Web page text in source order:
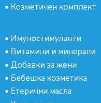
• Козметичен комплект
• Имуностимуланти
• Витамини и минерали
• Добавки за жени
• Бебешка козметика
• Етерични масла